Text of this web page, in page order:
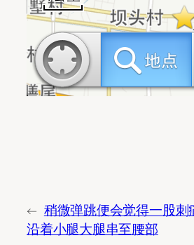
← 稍微弹跳便会觉得一股刺
沿着小腿大腿串至腰部